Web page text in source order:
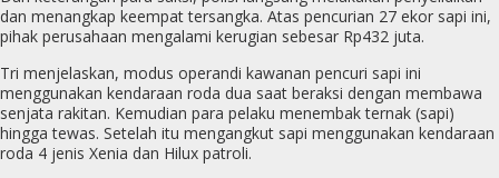
dan menangkap keempat tersangka. Atas pencurian 27 ekor sapi ini,
pihak perusahaan mengalami kerugian sebesar Rp432 juta.
Tri menjelaskan, modus operandi kawanan pencuri sapi ini
menggunakan kendaraan roda dua saat beraksi dengan membawa
senjata rakitan. Kemudian para pelaku menembak ternak (sapi)
hingga tewas. Setelah itu mengangkut sapi menggunakan kendaraan
roda 4 jenis Xenia dan Hilux patroli.